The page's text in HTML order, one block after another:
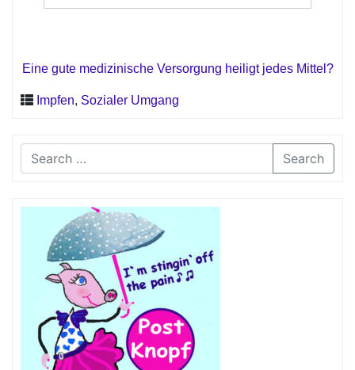
Eine gute medizinische Versorgung heiligt jedes Mittel?
Impfen, Sozialer Umgang
Search